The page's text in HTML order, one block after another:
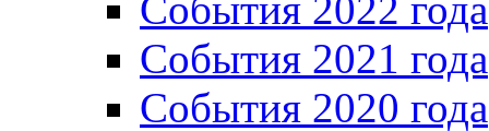
Cобытия 2021 года
События 2020 года